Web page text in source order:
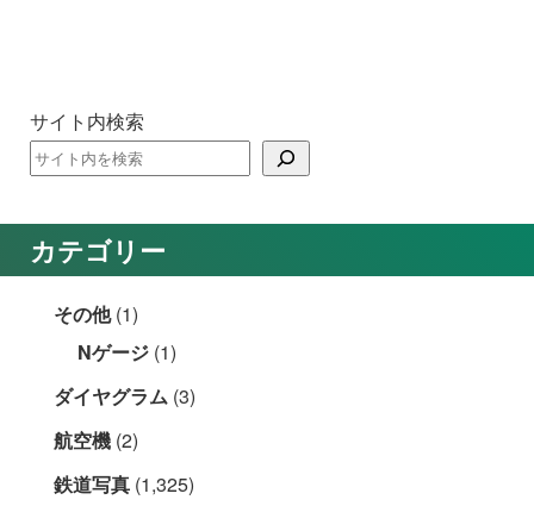
サイト内検索
カテゴリー
その他(1)
Nゲージ (1)
ダイヤグラム (3)
航空機 (2)
鉄道写真 (1,325)